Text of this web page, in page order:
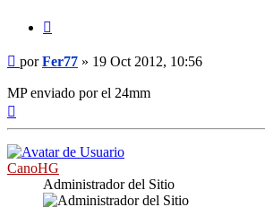
Mensaje
porFer77 » 19 Oct 2012, 10:56
MP enviado por el 24mm
CanoHG
Administrador del Sitio